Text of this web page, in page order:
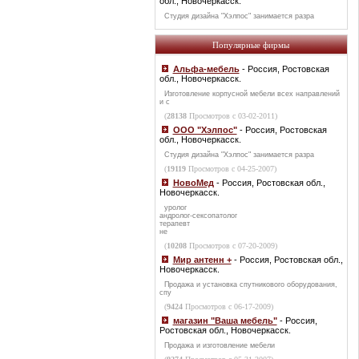
Студия дизайна "Хэлпос" занимается разра
Популярные фирмы
Альфа-мебель- Россия, Ростовская
обл., Новочеркасск.
Изготовление корпусной мебели всех направлений
и с
(28138Просмотров с 03-02-2011)
ООО "Хэлпос"- Россия, Ростовская
обл., Новочеркасск.
Студия дизайна "Хэлпос" занимается разра
(19119Просмотров с 04-25-2007)
НовоМед - Россия, Ростовская обл.,
Новочеркасск.
уролог
андролог-сексопатолог
терапевт
не
(10208Просмотров с 07-20-2009)
Мир антенн +- Россия, Ростовская обл.,
Новочеркасск.
Продажа и установка спутникового оборудования,
спу
(9424Просмотров с 06-17-2009)
магазин "Ваша мебель"- Россия,
Ростовская обл., Новочеркасск.
Продажа и изготовление мебели